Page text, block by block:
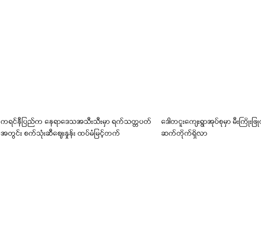
ကရင်နီပြည်က နေရာဒေသအသီးသီးမှာ ရက်သတ္တပတ်
အတွင်း စက်သုံးဆီဈေးနှုန်း ထပ်မံမြင့်တက်
ဒေါတငူးကျေးရွာအုပ်စုမှာ မီးကြိုး
ဆက်တိုက်ရှိလာ